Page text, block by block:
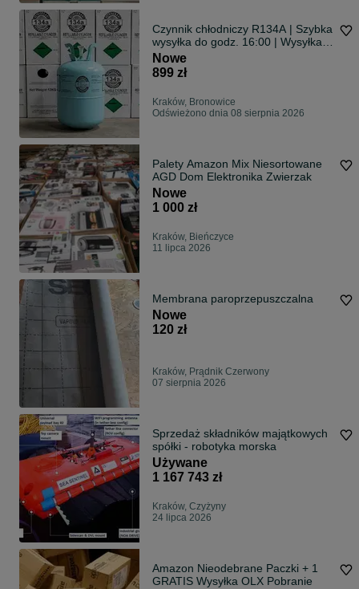
Czynnik chłodniczy R134A | Szybka
wysyłka do godz. 16:00 | Wysyłka
za pobraniem | Produkt dostępny
Nowe
899 zł
Kraków, Bronowice
Odświeżono dnia 08 sierpnia 2026
Palety Amazon Mix Niesortowane
AGD Dom Elektronika Zwierzak
Nowe
1 000 zł
Kraków, Bieńczyce
11 lipca 2026
Membrana paroprzepuszczalna
Nowe
120 zł
Kraków, Prądnik Czerwony
07 sierpnia 2026
Sprzedaż składników majątkowych
spółki - robotyka morska
Używane
1 167 743 zł
Kraków, Czyżyny
24 lipca 2026
Amazon Nieodebrane Paczki + 1
GRATIS Wysyłka OLX Pobranie